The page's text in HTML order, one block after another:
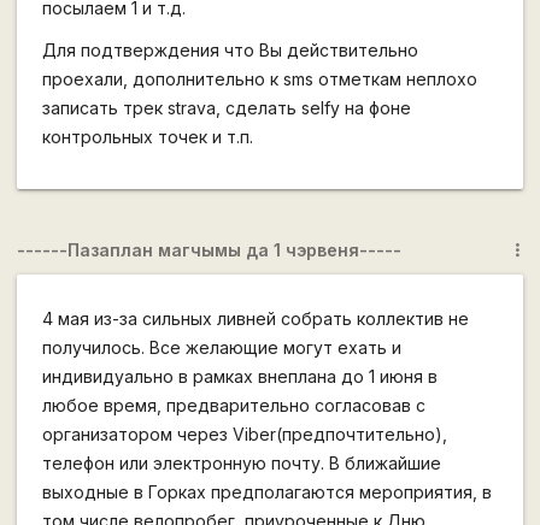
посылаем 1 и т.д.
Для подтверждения что Вы действительно
проехали, дополнительно к sms отметкам неплохо
записать трек strava, сделать selfy на фоне
контрольных точек и т.п.
------Пазаплан магчымы да 1 чэрвеня----- more_vert
4 мая из-за сильных ливней собрать коллектив не
получилось. Все желающие могут ехать и
индивидуально в рамках внеплана до 1 июня в
любое время, предварительно согласовав с
организатором через Viber(предпочтительно),
телефон или электронную почту. В ближайшие
выходные в Горках предполагаются мероприятия, в
том числе велопробег, приуроченные к Дню